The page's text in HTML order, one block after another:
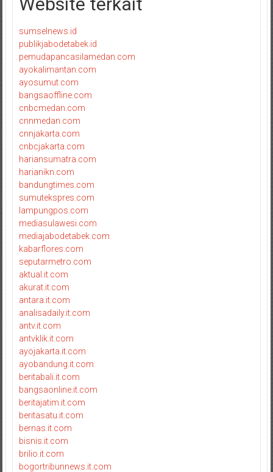
sumselnews.id
publikjabodetabek.id
pemudapancasilamedan.com
ayokalimantan.com
ayosumut.com
bangsaoffline.com
cnbcmedan.com
cnnmedan.com
cnnjakarta.com
cnbcjakarta.com
hariansumatra.com
harianikn.com
bandungtimes.com
sumutekspres.com
lampungpos.com
mediasulawesi.com
mediajabodetabek.com
kabarflores.com
seputarmetro.com
aktual.it.com
akurat.it.com
antara.it.com
analisadaily.it.com
antv.it.com
antvklik.it.com
ayojakarta.it.com
ayobandung.it.com
beritabali.it.com
bangsaonline.it.com
beritajatim.it.com
beritasatu.it.com
bernas.it.com
bisnis.it.com
brilio.it.com
bogortribunnews.it.com